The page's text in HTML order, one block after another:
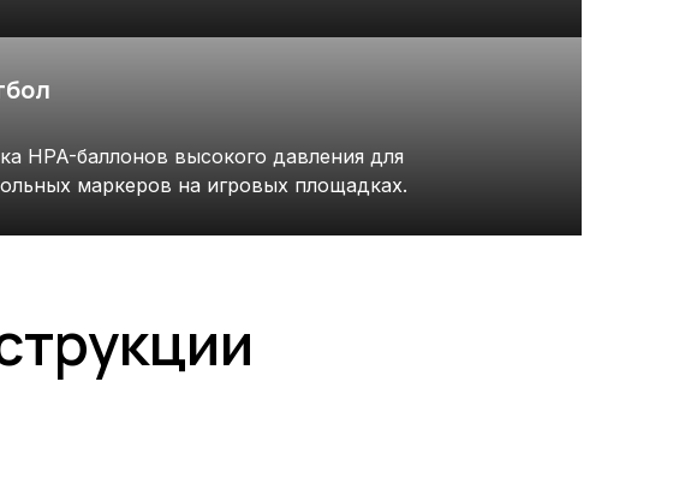
HPA-баллонов высокого давления для
маркеров на игровых площадках.